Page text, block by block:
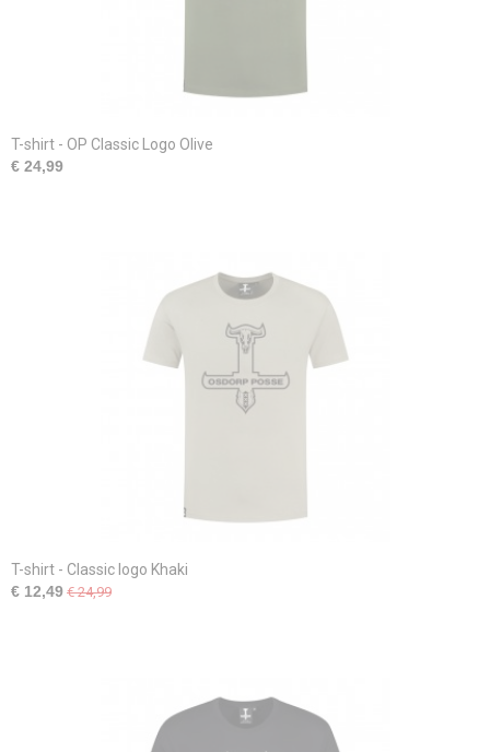
T-shirt - OP Classic Logo Olive
€ 24,99
T-shirt - Classic logo Khaki
€ 12,49 € 24,99